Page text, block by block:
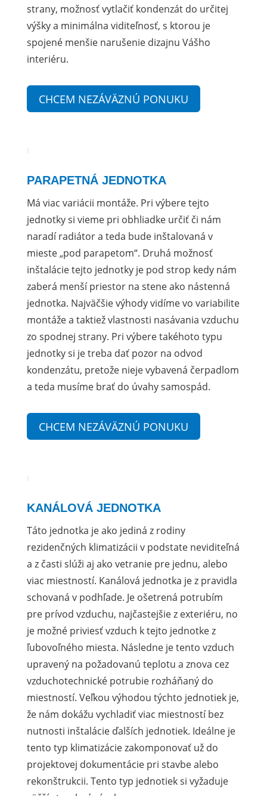
strany, možnosť vytlačiť kondenzát do určitej
výšky a minimálna viditeľnosť, s ktorou je
spojené menšie narušenie dizajnu Vášho
interiéru.
CHCEM NEZÁVÄZNÚ PONUKU
PARAPETNÁ JEDNOTKA
Má viac variácii montáže. Pri výbere tejto
jednotky si vieme pri obhliadke určiť či nám
naradí radiátor a teda bude inštalovaná v
mieste „pod parapetom“. Druhá možnosť
inštalácie tejto jednotky je pod strop kedy nám
zaberá menší priestor na stene ako nástenná
jednotka. Najväčšie výhody vidíme vo variabilite
montáže a taktiež vlastnosti nasávania vzduchu
zo spodnej strany. Pri výbere takéhoto typu
jednotky si je treba dať pozor na odvod
kondenzátu, pretože nieje vybavená čerpadlom
a teda musíme brať do úvahy samospád.
CHCEM NEZÁVÄZNÚ PONUKU
KANÁLOVÁ JEDNOTKA
Táto jednotka je ako jediná z rodiny
rezidenčných klimatizácii v podstate neviditeľná
a z časti slúži aj ako vetranie pre jednu, alebo
viac miestností. Kanálová jednotka je z pravidla
schovaná v podhľade. Je ošetrená potrubím
pre prívod vzduchu, najčastejšie z exteriéru, no
je možné priviesť vzduch k tejto jednotke z
ľubovoľného miesta. Následne je tento vzduch
upravený na požadovanú teplotu a znova cez
vzduchotechnické potrubie rozháňaný do
miestností. Veľkou výhodou týchto jednotiek je,
že nám dokážu vychladiť viac miestností bez
nutnosti inštalácie ďalších jednotiek. Ideálne je
tento typ klimatizácie zakomponovať už do
projektovej dokumentácie pri stavbe alebo
rekonštrukcii. Tento typ jednotiek si vyžaduje